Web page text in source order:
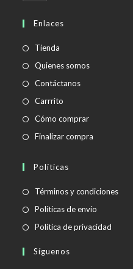
Enlaces
Tienda
Quienes somos
Contáctanos
Carrrito
Cómo comprar
Finalizar compra
Políticas
Términos y condicionesSe
Políticas de envío
abre
Política de privacidad
Síguenos